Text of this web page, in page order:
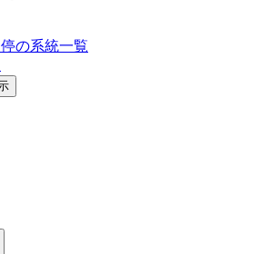
の系統一覧